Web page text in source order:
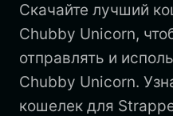
Скачайте лучший
Chubby Unicorn,
отправлять и
Chubby Unicorn.
кошелек для